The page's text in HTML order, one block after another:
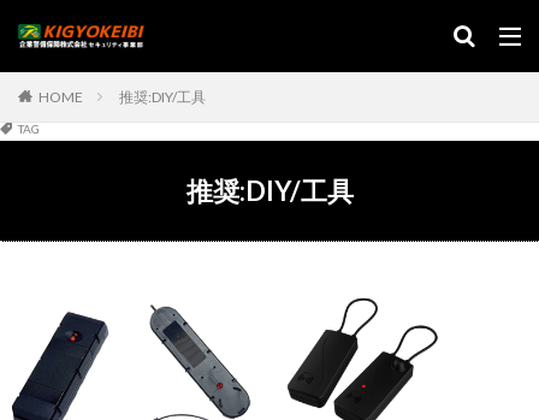
HOME 推奨:DIY/工具
TAG
推奨:DIY/工具